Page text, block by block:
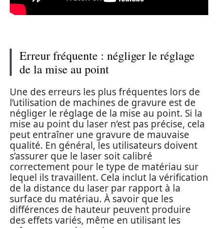
Erreur fréquente : négliger le réglage
de la mise au point
Une des erreurs les plus fréquentes lors de
l’utilisation de machines de gravure est de
négliger le réglage de la mise au point. Si la
mise au point du laser n’est pas précise, cela
peut entraîner une gravure de mauvaise
qualité. En général, les utilisateurs doivent
s’assurer que le laser soit calibré
correctement pour le type de matériau sur
lequel ils travaillent. Cela inclut la vérification
de la distance du laser par rapport à la
surface du matériau. À savoir que les
différences de hauteur peuvent produire
des effets variés, même en utilisant les